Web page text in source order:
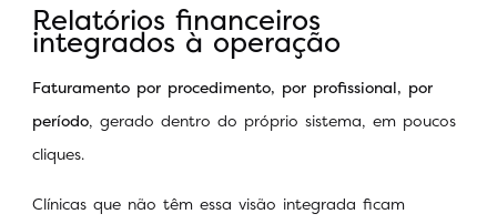
Relatórios financeiros
integrados à operação
Faturamento por procedimento, por profissional, por
período, gerado dentro do próprio sistema, em poucos
cliques.
Clínicas que não têm essa visão integrada ficam